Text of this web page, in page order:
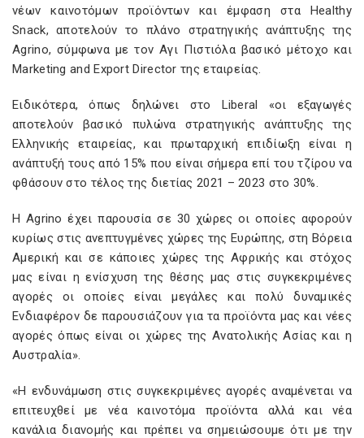
νέων καινοτόμων προϊόντων και έμφαση στα Healthy
Snack, αποτελούν το πλάνο στρατηγικής ανάπτυξης της
Agrino, σύμφωνα με τον Αγι Πιστιόλα βασικό μέτοχο και
Marketing and Export Director της εταιρείας.
Ειδικότερα, όπως δηλώνει στο Liberal «οι εξαγωγές
αποτελούν βασικό πυλώνα στρατηγικής ανάπτυξης της
Ελληνικής εταιρείας, και πρωταρχική επιδίωξη είναι η
ανάπτυξή τους από 15% που είναι σήμερα επί του τζίρου να
φθάσουν στο τέλος της διετίας 2021 – 2023 στο 30%.
Η Agrino έχει παρουσία σε 30 χώρες οι οποίες αφορούν
κυρίως στις ανεπτυγμένες χώρες της Ευρώπης, στη Βόρεια
Αμερική και σε κάποιες χώρες της Αφρικής και στόχος
μας είναι η ενίσχυση της θέσης μας στις συγκεκριμένες
αγορές οι οποίες είναι μεγάλες και πολύ δυναμικές
Ενδιαφέρον δε παρουσιάζουν για τα προϊόντα μας και νέες
αγορές όπως είναι οι χώρες της Ανατολικής Ασίας και η
Αυστραλία».
«Η ενδυνάμωση στις συγκεκριμένες αγορές αναμένεται να
επιτευχθεί με νέα καινοτόμα προϊόντα αλλά και νέα
κανάλια διανομής και πρέπει να σημειώσουμε ότι με την